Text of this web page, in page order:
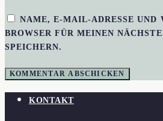
NAME, E-MAIL-ADRESSE UND
BROWSER FÜR MEINEN
SPEICHERN.
KONTAKT